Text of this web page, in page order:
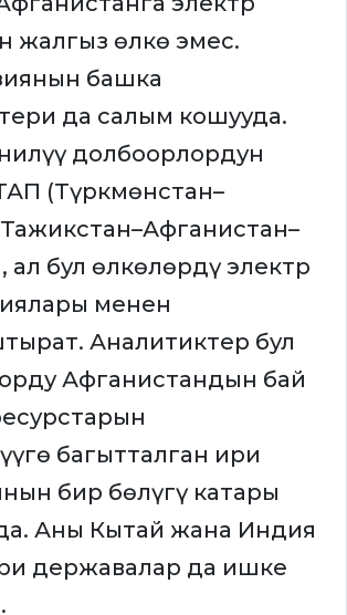
жалгыз өлкө эмес.
башка
да салым кошууда.
долбоорлордун
(Түркмөнстан–
ал бул өлкөлөрдү электр
менен
Аналитиктер бул
Афганистандын бай
багытталган ири
бир бөлүгү катары
Аны Кытай жана Индия
державалар да ишке